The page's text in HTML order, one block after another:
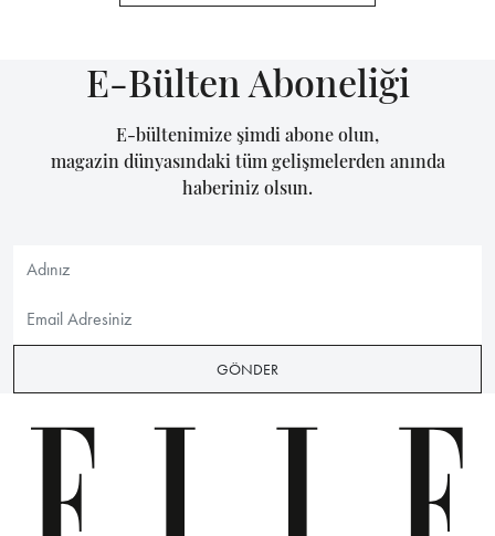
E-Bülten Aboneliği
E-bültenimize şimdi abone olun,
magazin dünyasındaki tüm gelişmelerden anında
haberiniz olsun.
GÖNDER